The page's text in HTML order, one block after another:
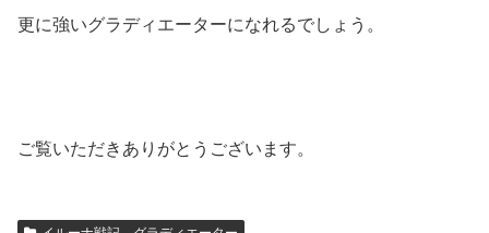
更に強いグラディエーターになれるでしょう。
ご覧いただきありがとうございます。